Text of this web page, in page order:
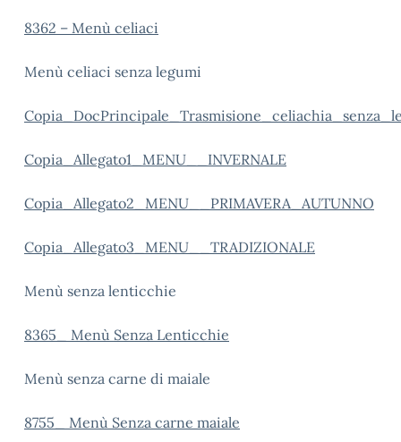
8362 – Menù celiaci
Menù celiaci senza legumi
Copia_Allegato1_MENU__INVERNALE
Copia_Allegato2_MENU__PRIMAVERA_AUTUNNO
Copia_Allegato3_MENU__TRADIZIONALE
Menù senza lenticchie
8365_ Menù Senza Lenticchie
Menù senza carne di maiale
8755_ Menù Senza carne maiale